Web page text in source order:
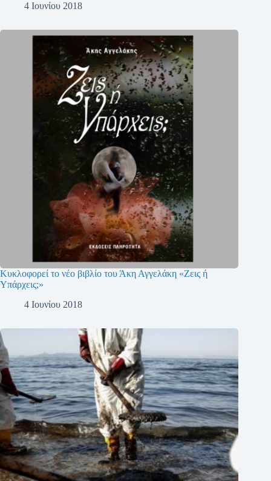
4 Ιουνίου 2018
Κυκλοφορεί το νέο βιβλίο του Άκη Αγγελάκη «Ζεις ή
Υπάρχεις;»
4 Ιουνίου 2018